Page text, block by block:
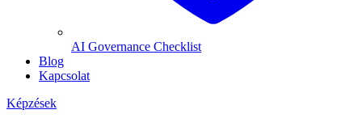
AI Governance Checklist
Blog
Kapcsolat
Képzések